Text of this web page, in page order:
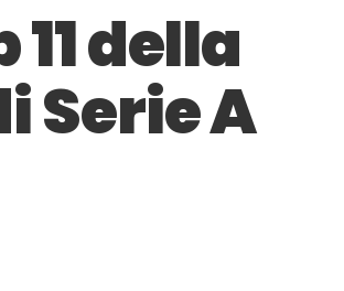
della
Serie A